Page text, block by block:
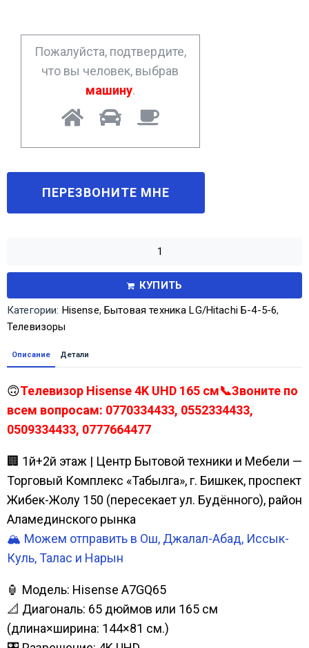
*
Пожалуйста, подтвердите,
что вы человек, выбрав
машину.
КУПИТЬ
Категории: Hisense,Бытовая техника LG/Hitachi Б-4-5-6,
Телевизоры
Описание Детали
🙃Телевизор Hisense 4K UHD 165 см📞Звоните по
всем вопросам: 0770334433, 0552334433,
0509334433, 0777664477
🏢 1й+2й этаж | Центр Бытовой техники и Мебели —
Торговый Комплекс «Табылга», г. Бишкек, проспект
Жибек-Жолу 150 (пересекает ул. Будённого), район
Аламединского рынка
🏔️ Можем отправить в Ош, Джалал-Абад, Иссык-
Куль, Талас и Нарын
🏮 Модель: Hisense A7GQ65
📐 Диагональ: 65 дюймов или 165 см
(длина×ширина: 144×81 см.)